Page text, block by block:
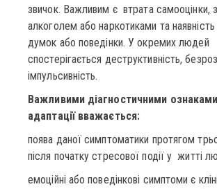
звичок. Важливим є втрата самооцінки,
алкоголем або наркотиками та
думок або поведінки. У окремих людей
спостерігається деструктивність,
імпульсивність.
Важливими діагностичними
адаптації вважається:
поява даної симптоматики протягом
після початку стресової події у житті
емоційні або поведінкові симптоми є